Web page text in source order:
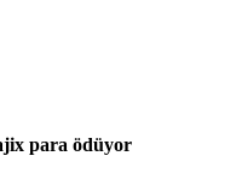
para ödüyor